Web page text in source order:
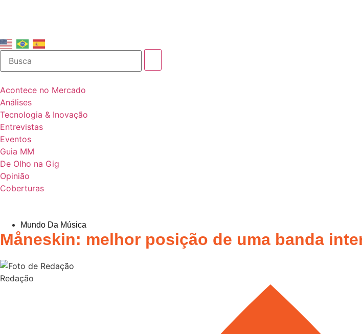
Acontece no Mercado
Análises
Tecnologia & Inovação
Entrevistas
Eventos
Guia MM
De Olho na Gig
Opinião
Coberturas
Mundo Da Música
Måneskin: melhor posição de uma banda
Redação